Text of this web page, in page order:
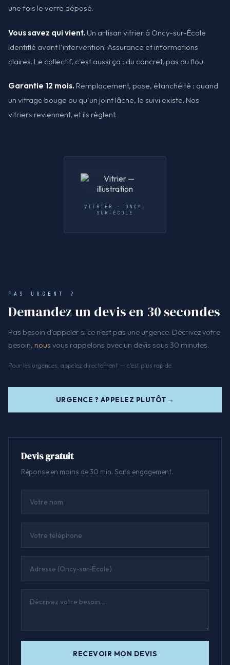
une fois le verre déposé.
Vous savez qui vient. Un artisan vitrier à Oncy-sur-École
identifié avant l'intervention. Assurance et informations
claires. Le collectif, c'est aussi ça : du concret, pas du flou.
Garantie 12 mois. Remplacement, pose, étanchéité : quand
un vitrage bouge ou qu'un joint lâche, le suivi existe. Nos
vitriers reviennent, et ils règlent.
VITRIER · ONCY-
SUR-ÉCOLE
PAS URGENT ?
Demandez un devis en 30 secondes
Pas besoin d'appeler si ce n'est pas une urgence. Décrivez votre
besoin, nous vous rappelons avec un devis sous 30 minutes.
Pour les urgences, appelez directement — c'est plus rapide.
URGENCE ? APPELEZ PLUTÔT
Devis gratuit
Réponse en moins de 30 min. Sans engagement.
RECEVOIR MON DEVIS